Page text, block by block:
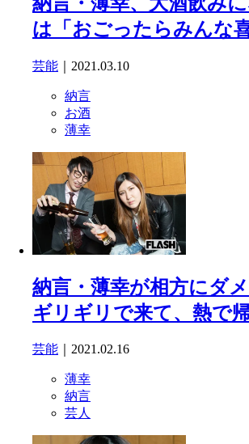
は「おごったらみんな
芸能 ｜2021.03.10
納言
お酒
薄幸
納言・薄幸が相方にダ
ギリギリで来て、熱で帰
芸能 ｜2021.02.16
薄幸
納言
芸人